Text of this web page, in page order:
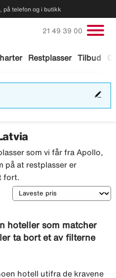
på telefon og i butikk
Restplasser Tilbud
Ring oss på
21 49 39 00
som vi får fra Apollo,
på at restplasser er
fort.
Sortering
hoteller som matcher
ta bort et av filterne
hotell utifra de kravene